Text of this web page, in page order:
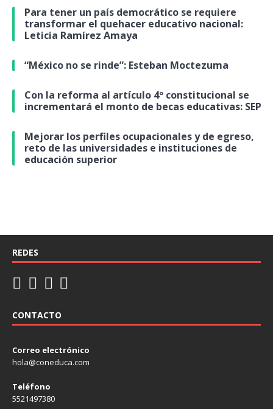
Para tener un país democrático se requiere
transformar el quehacer educativo nacional:
Leticia Ramírez Amaya
“México no se rinde”: Esteban Moctezuma
Con la reforma al artículo 4º constitucional se
incrementará el monto de becas educativas: SEP
Mejorar los perfiles ocupacionales y de egreso,
reto de las universidades e instituciones de
educación superior
REDES
CONTACTO
Correo electrónico
hola@coneduca.com
Teléfono
5521497380